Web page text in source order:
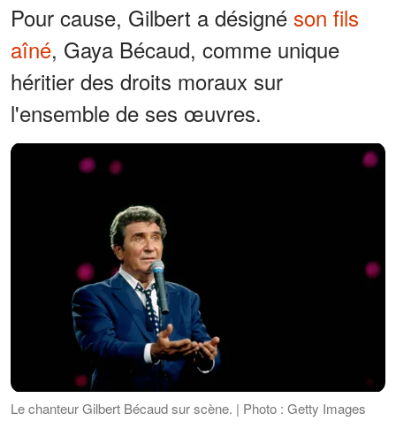
Pour cause, Gilbert a désigné son fils
aîné, Gaya Bécaud, comme unique
héritier des droits moraux sur
l'ensemble de ses œuvres.
Le chanteur Gilbert Bécaud sur scène. | Photo : Getty Images